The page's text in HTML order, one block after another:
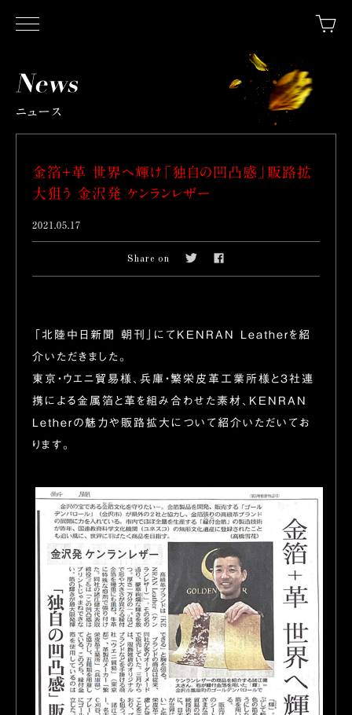
ニュース
金箔+革 世界へ輝け「独自の凹凸感」販路拡
大狙う 金沢発 ケンランレザー
2021.05.17
Share on
「北陸中日新聞 朝刊」にてKENRAN Leatherを紹
介いただきました。
東京・ウエニ貿易様、兵庫・繁栄皮革工業所様と3社連
携による金属箔と革を組み合わせた素材、KENRAN
Letherの魅力や販路拡大について紹介いただいてお
ります。